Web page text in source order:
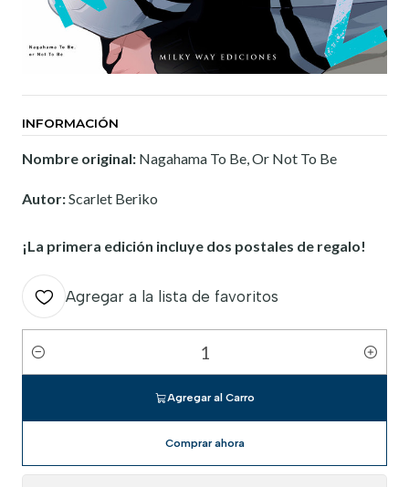
INFORMACIÓN
Nombre original: Nagahama To Be, Or Not To Be
Autor:Scarlet Beriko
¡La primera edición incluye dos postales de regalo!
Agregar a la lista de favoritos
Cantidad
Agregar al Carro
Comprar ahora